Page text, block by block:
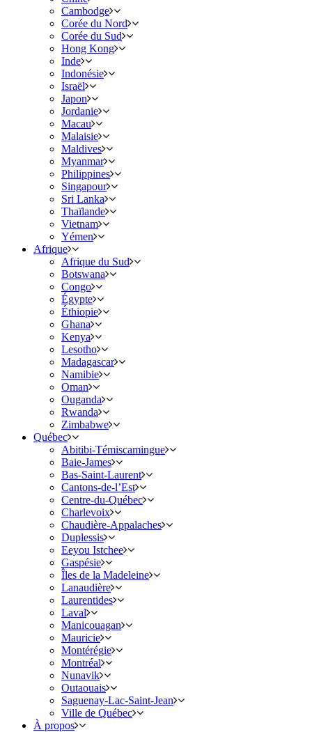
Cambodge
Corée du Nord
Corée du Sud
Hong Kong
Inde
Indonésie
Israël
Japon
Jordanie
Macau
Malaisie
Maldives
Myanmar
Philippines
Singapour
Sri Lanka
Thaïlande
Vietnam
Yémen
Afrique
Afrique du Sud
Botswana
Congo
Égypte
Éthiopie
Ghana
Kenya
Lesotho
Madagascar
Namibie
Oman
Ouganda
Rwanda
Zimbabwe
Québec
Abitibi-Témiscamingue
Baie-James
Bas-Saint-Laurent
Cantons-de-l’Est
Centre-du-Québec
Charlevoix
Chaudière-Appalaches
Duplessis
Eeyou Istchee
Gaspésie
Îles de la Madeleine
Lanaudière
Laurentides
Laval
Manicouagan
Mauricie
Montérégie
Montréal
Nunavik
Outaouais
Saguenay-Lac-Saint-Jean
Ville de Québec
À propos